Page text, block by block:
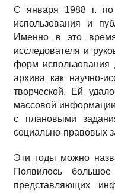
С января 1988 г. по
использования и
Именно в это
исследователя и
форм использования
архива как научно-
творческой. Ей
массовой
с плановыми
социально-правовых
Эти годы можно
Появилось
представляющих